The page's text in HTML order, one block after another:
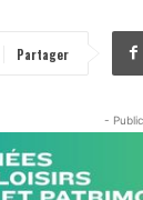
Partager
-